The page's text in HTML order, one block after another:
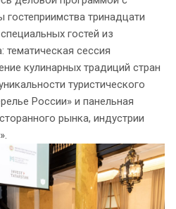
гостеприимства тринадцати
гостей из
тематическая сессия
кулинарных традиций стран
туристического
России» и панельная
рынка, индустрии